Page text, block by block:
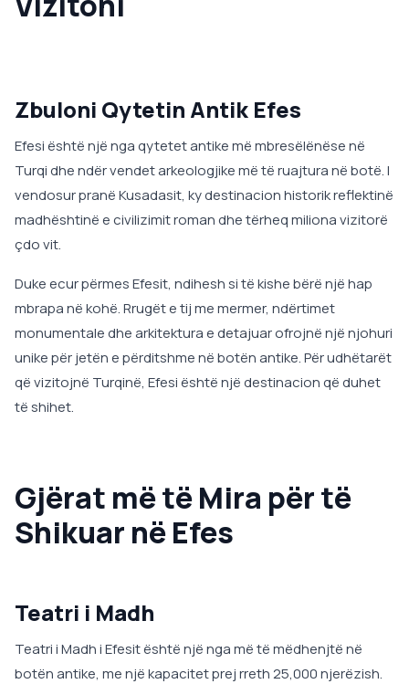
Zbuloni Qytetin Antik Efes
Efesi është një nga qytetet antike më mbresëlënëse në
Turqi dhe ndër vendet arkeologjike më të ruajtura në botë. I
vendosur pranë Kusadasit, ky destinacion historik reflektinë
madhështinë e civilizimit roman dhe tërheq miliona vizitorë
çdo vit.
Duke ecur përmes Efesit, ndihesh si të kishe bërë një hap
mbrapa në kohë. Rrugët e tij me mermer, ndërtimet
monumentale dhe arkitektura e detajuar ofrojnë një njohuri
unike për jetën e përditshme në botën antike. Për udhëtarët
që vizitojnë Turqinë, Efesi është një destinacion që duhet
të shihet.
Gjërat më të Mira për të
Shikuar në Efes
Teatri i Madh
Teatri i Madh i Efesit është një nga më të mëdhenjtë në
botën antike, me një kapacitet prej rreth 25,000 njerëzish.